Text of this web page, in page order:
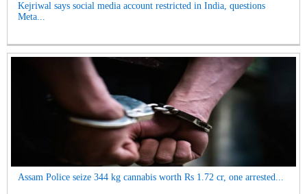
Kejriwal says social media account restricted in India, questions
Meta...
Assam Police seize 344 kg cannabis worth Rs 1.72 cr, one arrested...